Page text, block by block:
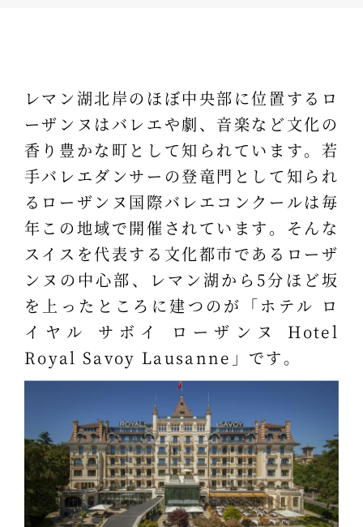
レマン湖北岸のほぼ中央部に位置するロ
ーザンヌはバレエや劇、音楽など文化の
香り豊かな町として知られています。若
手バレエダンサーの登竜門として知られ
るローザンヌ国際バレエコンクールは毎
年この地域で開催されています。そんな
スイスを代表する文化都市であるローザ
ンヌの中心部、レマン湖から5分ほど坂
を上ったところに建つのが「ホテル ロ
イヤル サボイ ローザンヌ Hotel
Royal Savoy Lausanne」です。